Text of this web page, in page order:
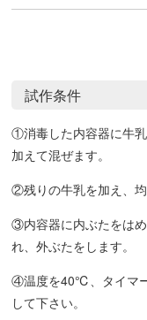
試作条件
①消毒した内容器に牛
加えて混ぜます。
②残りの牛乳を加え、均
③内容器に内ぶたをは
れ、外ぶたをします。
④温度を40℃、タイマ
して下さい。